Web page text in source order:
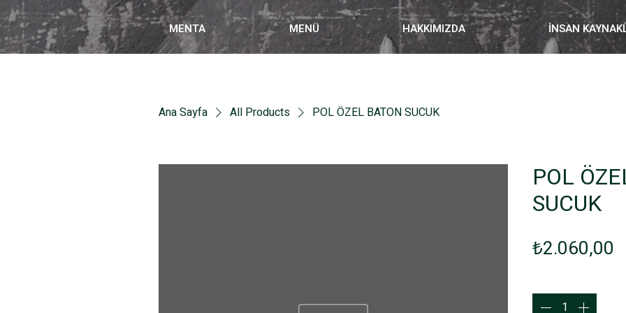
MENTA MENÜ HAKKIMIZDA İNSAN
Ana Sayfa All Products POL ÖZEL BATON SUCUK
POL
SUCUK
₺2.060,00